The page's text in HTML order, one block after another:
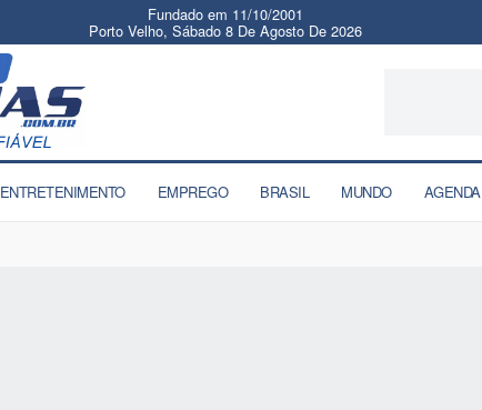
Fundado em 11/10/2001
Porto Velho, Sábado 8 De Agosto De 2026
ENTRETENIMENTO EMPREGO BRASIL MUNDO AGENDA